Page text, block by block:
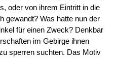
oder von ihrem Eintritt in die
gewandt? Was hatte nun der
für einen Zweck? Denkbar
im Gebirge ihnen
sperren suchten. Das Motiv